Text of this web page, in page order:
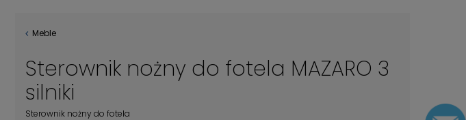
Meble
Sterownik nożny do fotela MAZARO 3
silniki
Sterownik nożny do fotela